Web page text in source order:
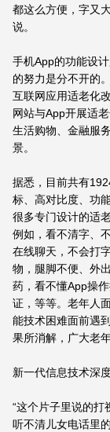
都这么方便，字又
说。
手机App的功能设
的努力是分不开的
互联网应用适老化
网站与App开展适
生活购物、金融服
景。
据悉，目前共有
标、高对比度、功
很多专门设计的适
例如，看不清字、
在线聊天，不会打
物，腿脚不便、外
药，看不懂App操
证，等等。老年人
能技术困难面前遇
果所消解，广大老
新一代信息技术深
“这个片子里说的打
听不清儿女电话里